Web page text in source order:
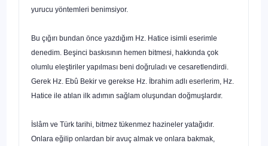
yurucu yöntemleri benimsiyor.
Bu çığırı bundan önce yazdığım Hz. Hatice isimli eserim­le
denedim. Beşinci baskısının hemen bitmesi, hakkında çok
olumlu eleştiriler yapılması beni doğruladı ve cesaretlendirdi.
Gerek Hz. Ebû Bekir ve gerekse Hz. İbrahim adlı eserlerim, Hz.
Hatice ile atılan ilk adımın sağlam oluşundan doğmuşlardır.
İslâm ve Türk tarihi, bitmez tükenmez hazineler yatağı­dır.
Onlara eğilip onlardan bir avuç almak ve onlara bakmak,